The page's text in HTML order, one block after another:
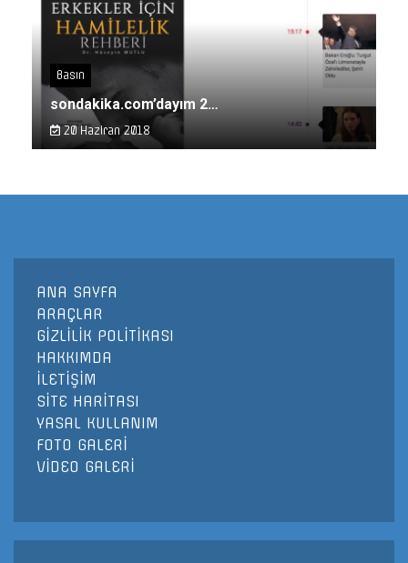
Basın
sondakika.com’dayım 2…
20 Haziran 2018
ANA SAYFA
ARAÇLAR
GİZLİLİK POLİTİKASI
HAKKIMDA
İLETİŞİM
SİTE HARİTASI
YASAL KULLANIM
FOTO GALERİ
VİDEO GALERİ